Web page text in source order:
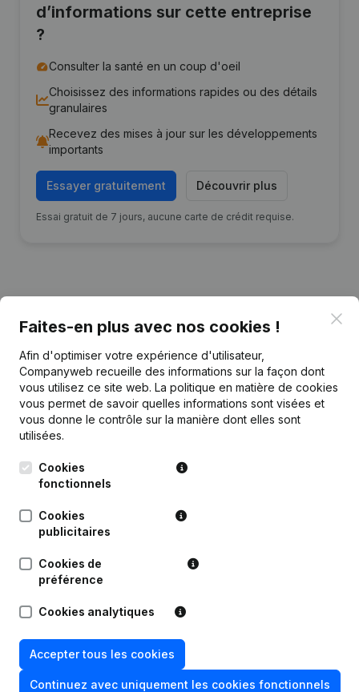
d’informations sur cette entreprise
?
Consulter la santé en un coup d'oeil
Choisissez des informations rapides ou des détails
granulaires
Recevez des mises à jour sur les développements
importants
Essayer gratuitement Découvrir plus
Essai gratuit de 7 jours, aucune carte de crédit requise.
Publications de Boeken Toe vzw
Date Publication
31-10-2018
Rubrique Constitution (Nouvelle
Personne Morale, Ouverture
Questions fréquemment posées
Quel est le numéro d'entreprise de Boeken Toe
vzw?
Quel est l'identifiant PEPPOL de Boeken Toe
vzw?
Faites-en plus avec nos cookies !
Afin d'optimiser votre expérience d'utilisateur,
Companyweb recueille des informations sur la façon dont
vous utilisez ce site web. La politique en matière de cookies
vous permet de savoir quelles informations sont visées et
vous donne le contrôle sur la manière dont elles sont
utilisées.
Cookies
fonctionnels
Cookies
publicitaires
Cookies de
préférence
Cookies analytiques
Accepter tous les cookies
Continuez avec uniquement les cookies fonctionnels